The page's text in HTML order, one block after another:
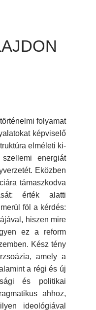
folyamat
képviselő
elméleti ki­
energiát
Eközben
támaszkodva
érték alatti
föl a kérdés:
hiszen mire
ez a reform
Kész tény
amely a
a régi és új
és poli­tikai
ahhoz,
ideológiával